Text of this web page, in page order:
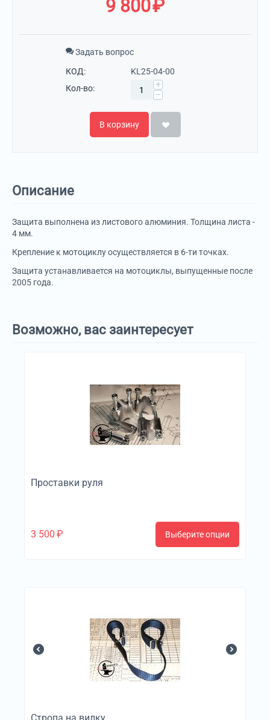
9 800₽
Задать вопрос
КОД:
KL25-04-00
Кол-во:
+
−
В корзину
Описание
Защита выполнена из листового алюминия. Толщина листа -
4 мм.
Крепление к мотоциклу осуществляется в 6-ти точках.
Защита устанавливается на мотоциклы, выпущенные после
2005 года.
Возможно, вас заинтересует
Проставки руля
3 500 ₽ Выберите опции